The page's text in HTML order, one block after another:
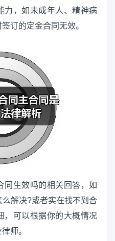
力，如未成年人、精神病
订的定金合同无效。
同生效吗的相关回答，如
解决?或者实在找不到合
，可以根据你的大概情况
师。